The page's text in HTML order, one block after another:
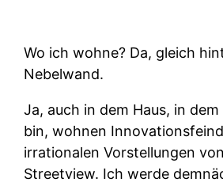
Wo ich wohne? Da, gleich
Nebelwand.
Ja, auch in dem Haus, in
bin, wohnen
irrationalen Vorstellungen
Streetview. Ich werde